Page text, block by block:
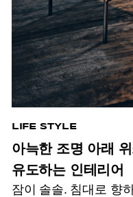
LIFE STYLE
아늑한 조명 아래
유도하는 인테리어
잠이 솔솔. 침대로 향